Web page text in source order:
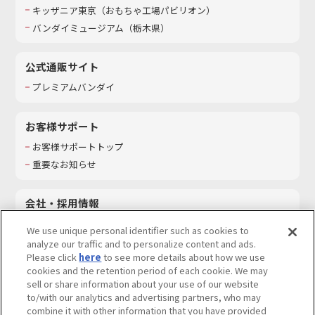
キッザニア東京（おもちゃ工場パビリオン）​
バンダイミュージアム（栃木県）
公式通販サイト
プレミアムバンダイ
お客様サポート
お客様サポートトップ
重要なお知らせ
会社・採用情報
採用情報
サステナビリティ
お問い合わせ
We use unique personal identifier such as cookies to
analyze our traffic and to personalize content and ads.
Please click here to see more details about how we use
cookies and the retention period of each cookie. We may
sell or share information about your use of our website
to/with our analytics and advertising partners, who may
combine it with other information that you have provided